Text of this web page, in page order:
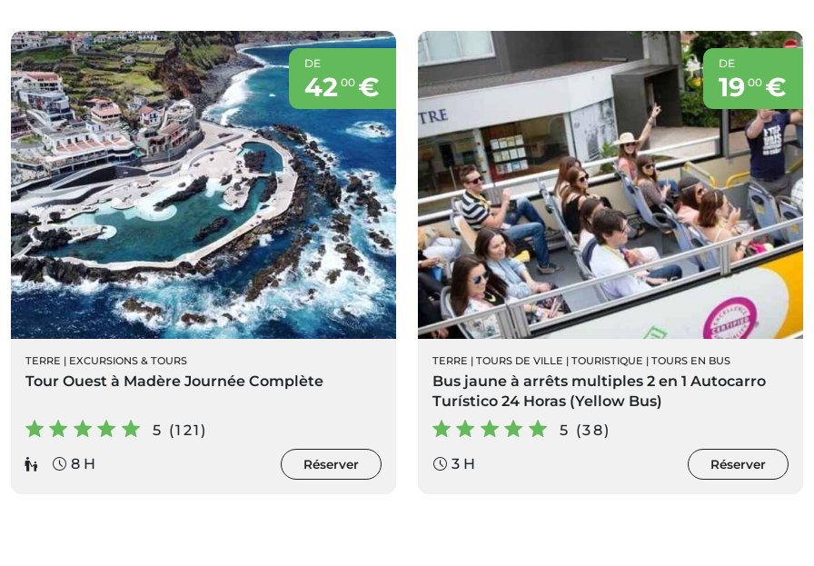
DE
42 00 €
TERRE | EXCURSIONS & TOURS
Tour Ouest à Madère Journée Complète
5 (121)
8 H
Réserver
DE
19 00 €
TERRE | TOURS DE VILLE | TOURISTIQUE | TOURS EN BUS
Bus jaune à arrêts multiples 2 en 1 Autocarro
Turístico 24 Horas (Yellow Bus)
5 (38)
3 H
Réserver